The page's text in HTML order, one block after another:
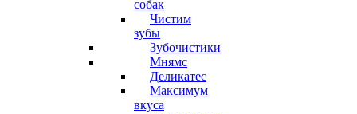
собак
Чистим
зубы
Зубочистики
Мнямс
Деликатес
Максимум
вкуса